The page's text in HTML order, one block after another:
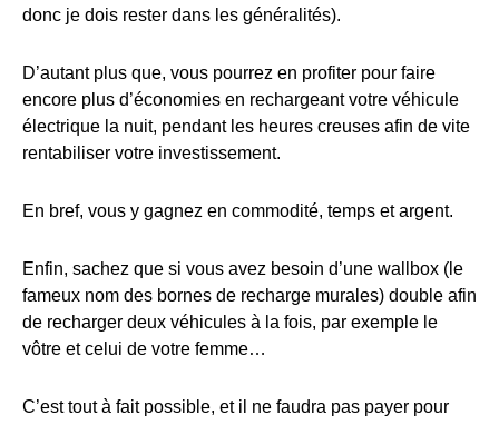
donc je dois rester dans les généralités).
D’autant plus que, vous pourrez en profiter pour faire
encore plus d’économies en rechargeant votre véhicule
électrique la nuit, pendant les heures creuses afin de vite
rentabiliser votre investissement.
En bref, vous y gagnez en commodité, temps et argent.
Enfin, sachez que si vous avez besoin d’une wallbox (le
fameux nom des bornes de recharge murales) double afin
de recharger deux véhicules à la fois, par exemple le
vôtre et celui de votre femme…
C’est tout à fait possible, et il ne faudra pas payer pour